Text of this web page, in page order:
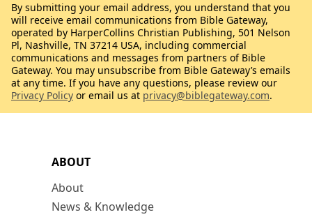
ABOUT
About
News & Knowledge
By submitting your email address, you understand that you
will receive email communications from Bible Gateway,
operated by HarperCollins Christian Publishing, 501 Nelson
Pl, Nashville, TN 37214 USA, including commercial
communications and messages from partners of Bible
Gateway. You may unsubscribe from Bible Gateway’s emails
at any time. If you have any questions, please review our
Privacy Policy or email us at privacy@biblegateway.com.